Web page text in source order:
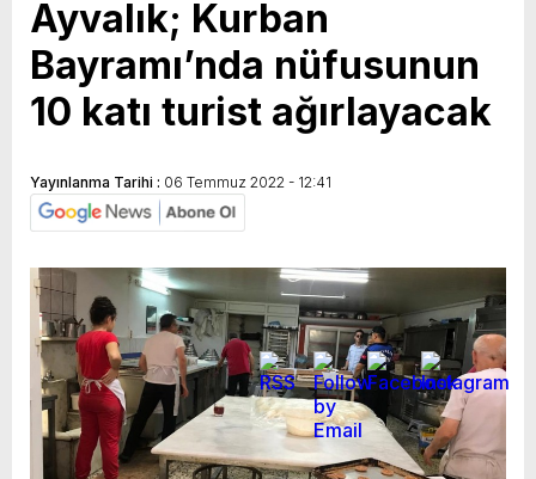
Ayvalık; Kurban
Bayramı’nda nüfusunun
10 katı turist ağırlayacak
Yayınlanma Tarihi : 06 Temmuz 2022 - 12:41